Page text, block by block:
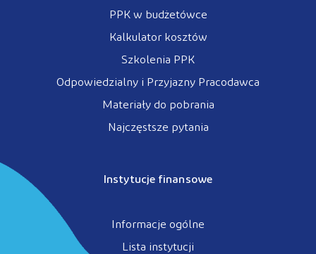
PPK w budżetówce
Kalkulator kosztów
Szkolenia PPK
Odpowiedzialny i Przyjazny Pracodawca
Materiały do pobrania
Najczęstsze pytania
Instytucje finansowe
Informacje ogólne
Lista instytucji